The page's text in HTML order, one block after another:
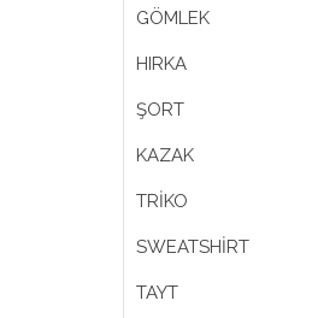
GÖMLEK
HIRKA
ŞORT
KAZAK
TRİKO
SWEATSHİRT
TAYT